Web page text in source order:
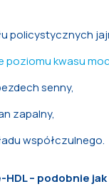
policystycznych
poziomu kwasu
senny,
zapalny,
współczulnego.
– podobnie